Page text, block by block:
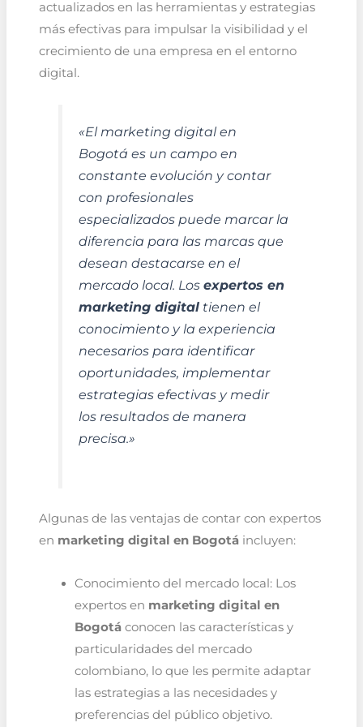
actualizados en las herramientas y estrategias
más efectivas para impulsar la visibilidad y el
crecimiento de una empresa en el entorno
digital.
«Elmarketing digital en
Bogotá es un campo en
constante evolución y contar
con profesionales
especializados puede marcar la
diferencia para las marcas que
desean destacarse en el
mercado local. Los expertos en
marketing digitaltienen el
conocimiento y la experiencia
necesarios para identificar
oportunidades, implementar
estrategias efectivas y medir
los resultados de manera
precisa.»
Algunas de las ventajas de contar con expertos
en marketing digital en Bogotáincluyen:
Conocimiento del mercado local: Los
expertos en marketing digital en
Bogotáconocen las características y
particularidades del mercado
colombiano, lo que les permite adaptar
las estrategias a las necesidades y
preferencias del público objetivo.